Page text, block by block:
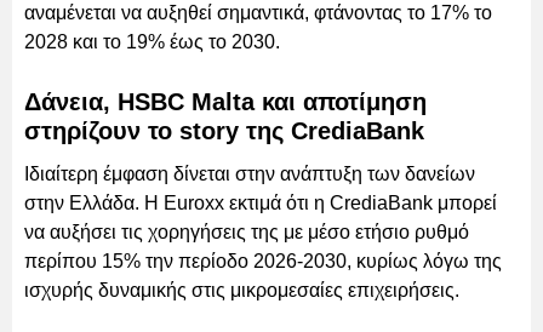
αναμένεται να αυξηθεί σημαντικά, φτάνοντας το 17% το
2028 και το 19% έως το 2030.
Δάνεια, HSBC Malta και αποτίμηση
στηρίζουν το story της CrediaBank
Ιδιαίτερη έμφαση δίνεται στην ανάπτυξη των δανείων
στην Ελλάδα. Η Euroxx εκτιμά ότι η CrediaBank μπορεί
να αυξήσει τις χορηγήσεις της με μέσο ετήσιο ρυθμό
περίπου 15% την περίοδο 2026-2030, κυρίως λόγω της
ισχυρής δυναμικής στις μικρομεσαίες επιχειρήσεις.